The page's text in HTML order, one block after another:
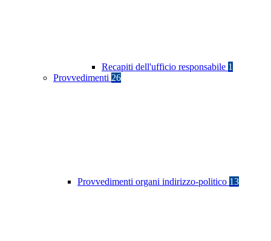
Recapiti dell'ufficio responsabile 1
Provvedimenti 26
Provvedimenti organi indirizzo-politico 13